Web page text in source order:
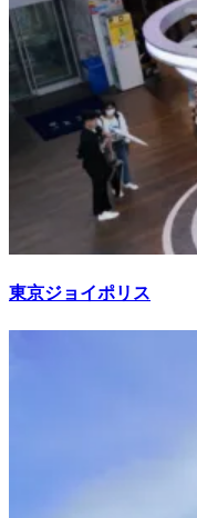
東京ジョイポリス